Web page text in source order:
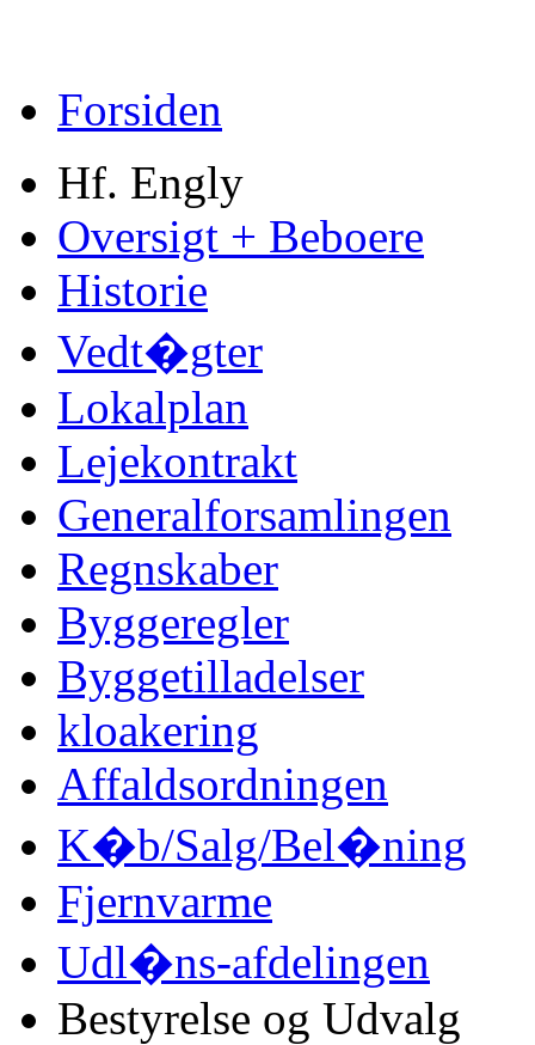
Forsiden
Hf. Engly
Oversigt + Beboere
Historie
Vedt�gter
Lokalplan
Lejekontrakt
Generalforsamlingen
Regnskaber
Byggeregler
Byggetilladelser
kloakering
Affaldsordningen
K�b/Salg/Bel�ning
Fjernvarme
Udl�ns-afdelingen
Bestyrelse og Udvalg